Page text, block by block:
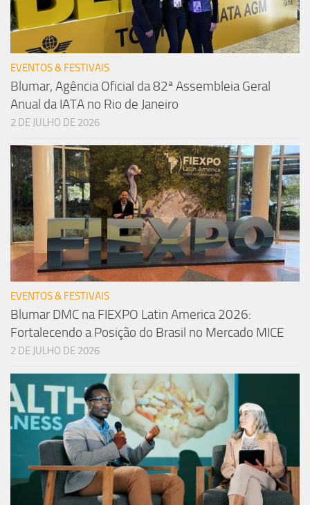
EVENTOS & FESTIVAIS
Blumar, Agência Oficial da 82ª Assembleia Geral
Anual da IATA no Rio de Janeiro
2 DE JULHO DE 2026
EVENTOS & FESTIVAIS
Blumar DMC na FIEXPO Latin America 2026:
Fortalecendo a Posição do Brasil no Mercado MICE
2 DE JULHO DE 2026